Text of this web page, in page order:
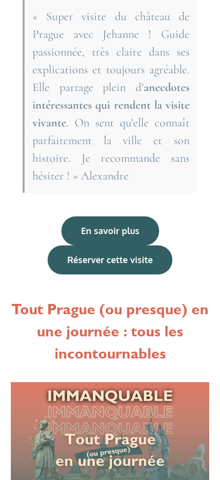
« Super visite du château de
Prague avec Jehanne ! Guide
passionnée, très claire dans ses
explications et toujours agréable.
Elle partage plein d’anecdotes
intéressantes qui rendent la visite
vivante. On sent qu’elle connaît
parfaitement la ville et son
histoire. Je recommande sans
hésiter ! » Alexandre
En savoir plus
Réserver cette visite
Tout Prague (ou presque) en
une journée : tous les
incontournables